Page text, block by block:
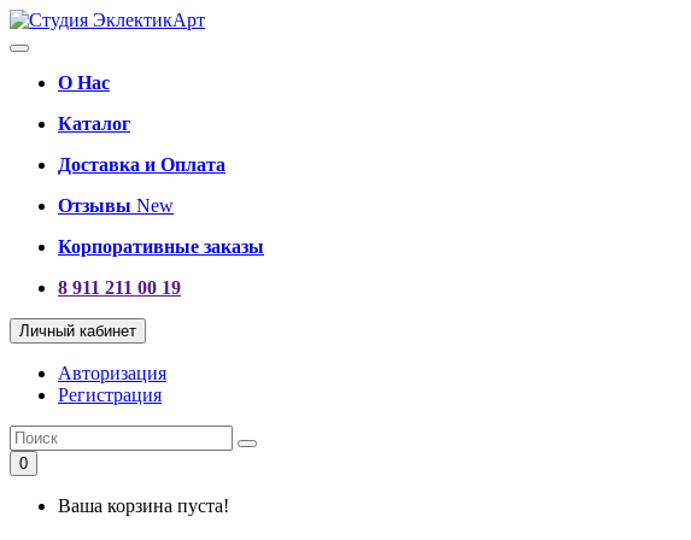
О Нас
Каталог
Доставка и Оплата
Отзывы New
Корпоративные заказы
8 911 211 00 19
Личный кабинет
Авторизация
Регистрация
0
Ваша корзина пуста!